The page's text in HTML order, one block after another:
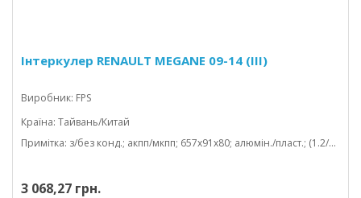
Інтеркулер RENAULT MEGANE 09-14 (III)
Виробник: FPS
Країна: Тайвань/Китай
Примітка: з/без конд.; акпп/мкпп; 657x91x80; алюмін./пласт.; (1.2/1.4/1.5 dci)
3 068,27 грн.